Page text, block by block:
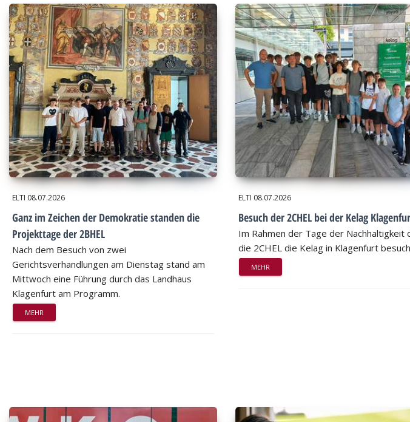
ELTI 08.07.2026
Ganz im Zeichen der Demokratie standen die
Projekttage der 2BHEL
Nach dem Besuch von zwei
Gerichtsverhandlungen am Dienstag stand am
Mittwoch eine Führung durch das Landhaus
Klagenfurt am Programm.
MEHR
ELTI 08.07.2026
Besuch der 2CHEL bei der Kelag
Im Rahmen der Tage der Nachhaltigkeit
die 2CHEL die Kelag in Klagenfurt
MEHR